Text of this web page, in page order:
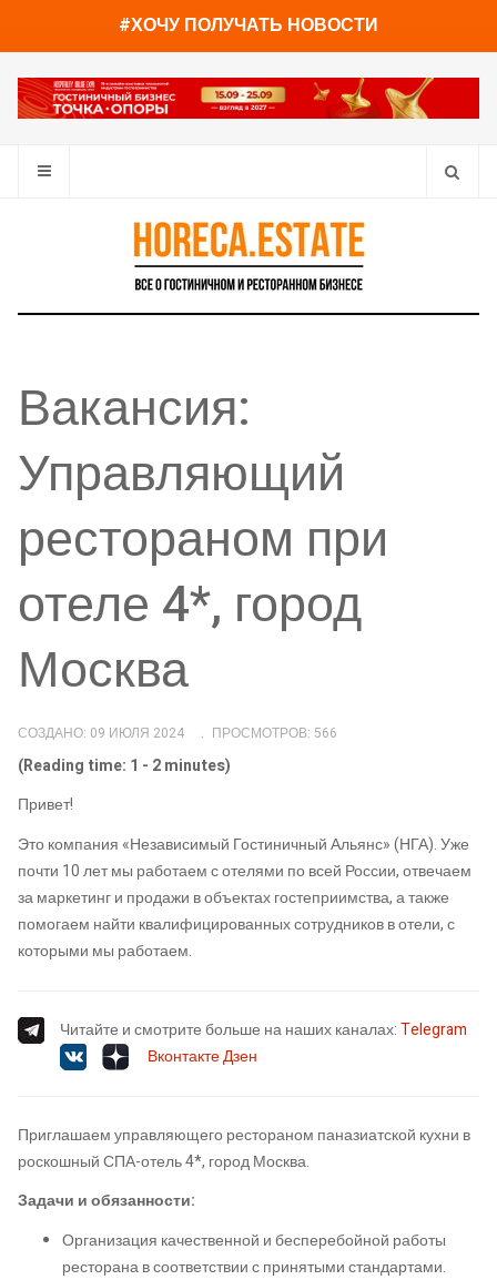
#ХОЧУ ПОЛУЧАТЬ НОВОСТИ
Вакансия:
Управляющий
рестораном при
отеле 4*, город
Москва
СОЗДАНО: 09 ИЮЛЯ 2024 ПРОСМОТРОВ: 566
(Reading time: 1 - 2 minutes)
Привет!
Это компания «Независимый Гостиничный Альянс» (НГА). Уже
почти 10 лет мы работаем с отелями по всей России, отвечаем
за маркетинг и продажи в объектах гостеприимства, а также
помогаем найти квалифицированных сотрудников в отели, с
которыми мы работаем.
Читайте и смотрите больше на наших каналах:Telegram
ВконтактеДзен
Приглашаем управляющего рестораном паназиатской кухни в
роскошный СПА-отель 4*, город Москва.
Задачи и обязанности:
Организация качественной и бесперебойной работы
ресторана в соответствии с принятыми стандартами.